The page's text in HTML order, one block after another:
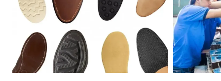
sống còn đối với các thương hiệu.